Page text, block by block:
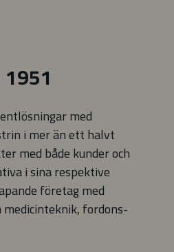
med
i mer än ett halvt
med både kunder och
i sina respektive
företag med
fordons-